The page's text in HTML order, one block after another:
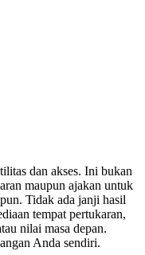
dan akses. Ini bukan
maupun ajakan untuk
Tidak ada janji hasil
tempat pertukaran,
nilai masa depan.
Anda sendiri.